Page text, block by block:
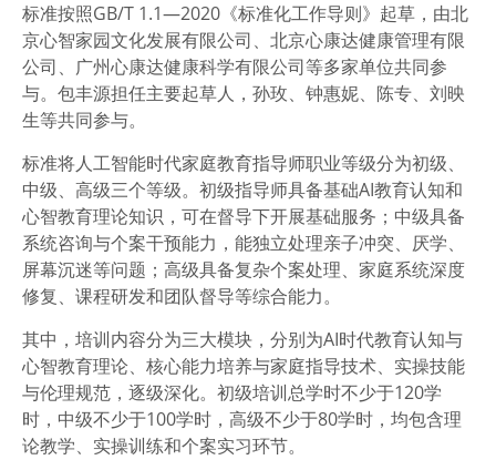
标准按照GB/T 1.1—2020《标准化工作导则》起草，由北
京心智家园文化发展有限公司、北京心康达健康管理有限
公司、广州心康达健康科学有限公司等多家单位共同参
与。包丰源担任主要起草人，孙玫、钟惠妮、陈专、刘映
生等共同参与。
标准将人工智能时代家庭教育指导师职业等级分为初级、
中级、高级三个等级。初级指导师具备基础AI教育认知和
心智教育理论知识，可在督导下开展基础服务；中级具备
系统咨询与个案干预能力，能独立处理亲子冲突、厌学、
屏幕沉迷等问题；高级具备复杂个案处理、家庭系统深度
修复、课程研发和团队督导等综合能力。
其中，培训内容分为三大模块，分别为AI时代教育认知与
心智教育理论、核心能力培养与家庭指导技术、实操技能
与伦理规范，逐级深化。初级培训总学时不少于120学
时，中级不少于100学时，高级不少于80学时，均包含理
论教学、实操训练和个案实习环节。